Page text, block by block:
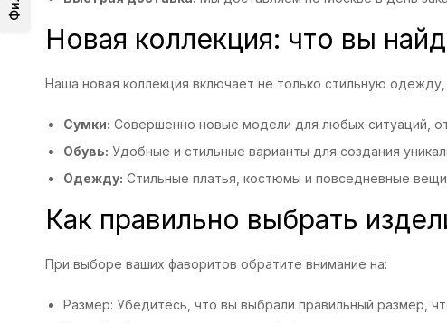
Новая коллекция: что вы
Наша новая коллекция включает не только стильную одежду,
Сумки: Совершенно новые модели для любых ситуаций,
Обувь: Удобные и стильные варианты для создания
Одежду: Стильные платья, костюмы и повседневные
Как правильно выбрать
При выборе ваших фаворитов обратите внимание на:
Размер: Убедитесь, что вы выбрали правильный размер,